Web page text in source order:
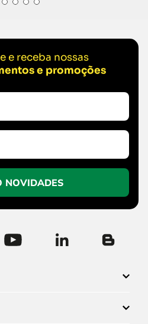
e receba nossas
e promoções
NOVIDADES